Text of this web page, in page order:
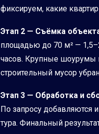
фиксируем, какие
Этап 2 — Съёмка
площадью до 70 м² —
часов. Крупные шоурумы
строительный мусор
Этап 3 — Обработка и
По запросу добавляются
тура. Финальный